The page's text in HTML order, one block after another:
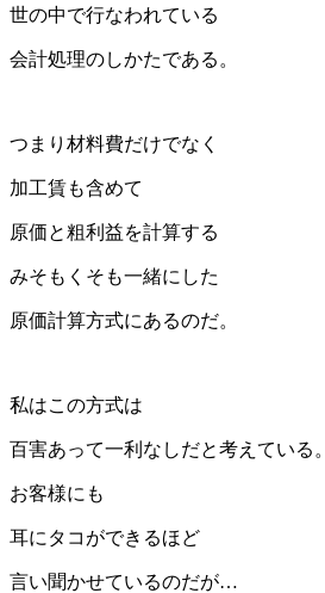
世の中で行なわれている
会計処理のしかたである。
つまり材料費だけでなく
加工賃も含めて
原価と粗利益を計算する
みそもくそも一緒にした
原価計算方式にあるのだ。
私はこの方式は
百害あって一利なしだと考えている。
お客様にも
耳にタコができるほど
言い聞かせているのだが…